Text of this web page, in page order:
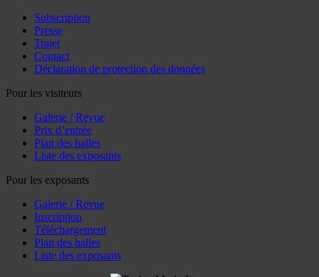
Subscription
Presse
Trajet
Contact
Déclaration de protection des données
Pour les visiteurs
Galerie / Revue
Prix d’entrée
Plan des halles
Liste des exposants
Pour les exposants
Galerie / Revue
Inscription
Téléchargement
Plan des halles
Liste des exposants